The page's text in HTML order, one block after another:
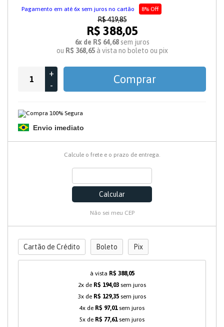
Pagamento em até 6x sem juros no cartão
8% Off
R$ 419,85
R$ 388,05
6x de R$ 64,68 sem juros
ou R$ 368,65à vista no boleto ou pix
+
-
Comprar
Envio imediato
Calcule o frete e o prazo de entrega.
Calcular
Não sei meu CEP
Cartão de Crédito Boleto Pix
à vista R$ 388,05
2x de R$ 194,03 sem juros
3x de R$ 129,35 sem juros
4x de R$ 97,01sem juros
5x de R$ 77,61sem juros